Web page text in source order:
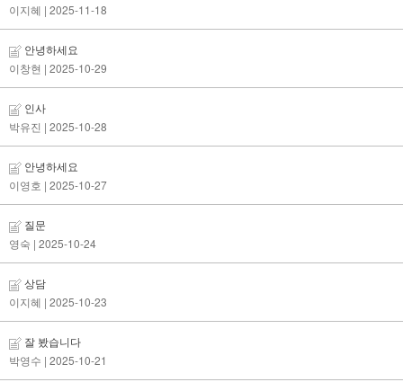
이지혜 | 2025-11-18
안녕하세요
이창현 | 2025-10-29
인사
박유진 | 2025-10-28
안녕하세요
이영호 | 2025-10-27
질문
영숙 | 2025-10-24
상담
이지혜 | 2025-10-23
잘 봤습니다
박영수 | 2025-10-21